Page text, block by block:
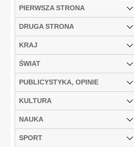
PIERWSZA STRONA
DRUGA STRONA
KRAJ
ŚWIAT
PUBLICYSTYKA, OPINIE
KULTURA
NAUKA
SPORT